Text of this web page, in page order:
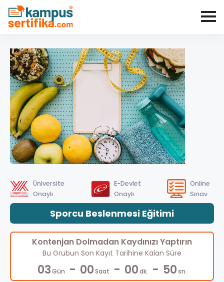
Üniversite
Onaylı
E-Devlet
Onaylı
Online
Sınav
Sporcu Beslenmesi Eğitimi
Kontenjan Dolmadan Kaydınızı Yaptırın
Bu Grubun Son Kayıt Tarihine Kalan Süre
03Gün - 00Saat - 00dk. - 49sn.